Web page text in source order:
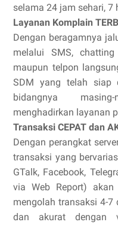
selama 24 jam sehari,
Layanan Komplain
Dengan beragamnya
melalui SMS,
maupun telpon
SDM yang telah siap
bidangnya
menghadirkan layanan
Transaksi CEPAT dan
Dengan perangkat
transaksi yang
GTalk, Facebook,
via Web Report) akan
mengolah transaksi 4-7
dan akurat dengan